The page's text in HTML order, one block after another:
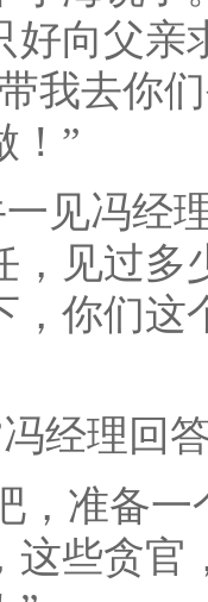
好向父亲
我去你
！”
见冯经
，见过多
，你们这
经理回
，准备
这些贪官